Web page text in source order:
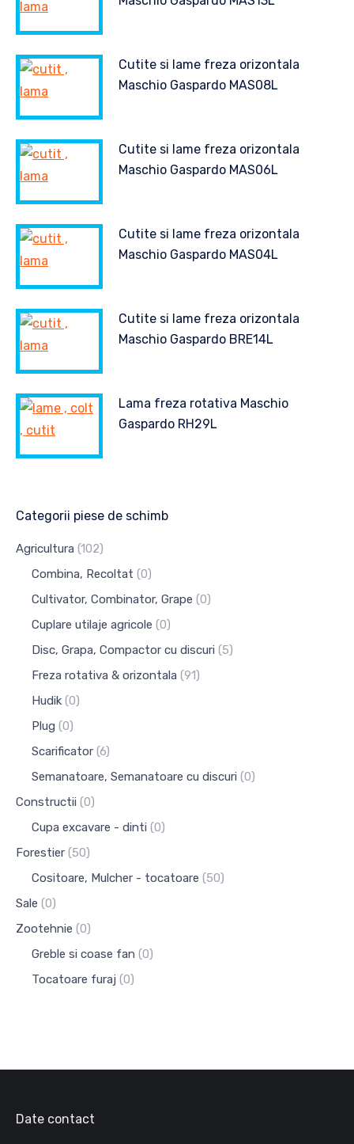
Cutite si lame freza orizontala
Maschio Gaspardo MAS08L
Cutite si lame freza orizontala
Maschio Gaspardo MAS06L
Cutite si lame freza orizontala
Maschio Gaspardo MAS04L
Cutite si lame freza orizontala
Maschio Gaspardo BRE14L
Lama freza rotativa Maschio
Gaspardo RH29L
Categorii piese de schimb
Agricultura (102)
Combina, Recoltat (0)
Cultivator, Combinator, Grape (0)
Cuplare utilaje agricole (0)
Disc, Grapa, Compactor cu discuri (5)
Freza rotativa & orizontala (91)
Hudik (0)
Plug (0)
Scarificator (6)
Semanatoare, Semanatoare cu discuri (0)
Constructii (0)
Cupa excavare - dinti (0)
Forestier (50)
Cositoare, Mulcher - tocatoare (50)
Sale (0)
Zootehnie (0)
Greble si coase fan (0)
Tocatoare furaj (0)
Date contact